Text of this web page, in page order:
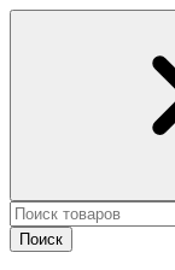
Поиск